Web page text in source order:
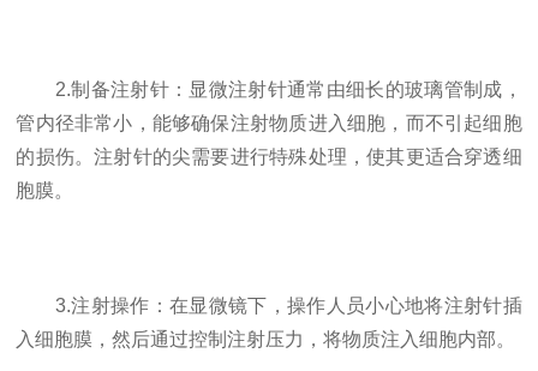
2.制备注射针：显微注射针通常由细长的玻璃管制成，
管内径非常小，能够确保注射物质进入细胞，而不引起细胞
的损伤。注射针的尖需要进行特殊处理，使其更适合穿透细
胞膜。
3.注射操作：在显微镜下，操作人员小心地将注射针插
入细胞膜，然后通过控制注射压力，将物质注入细胞内部。